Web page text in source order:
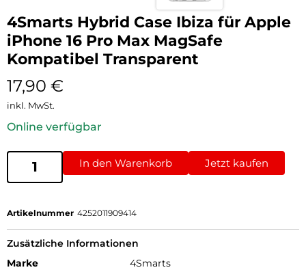
4Smarts Hybrid Case Ibiza für Apple
iPhone 16 Pro Max MagSafe
Kompatibel Transparent
17,90 €
inkl. MwSt.
Online verfügbar
In den Warenkorb Jetzt kaufen
Artikelnummer 4252011909414
Zusätzliche Informationen
Marke
4Smarts